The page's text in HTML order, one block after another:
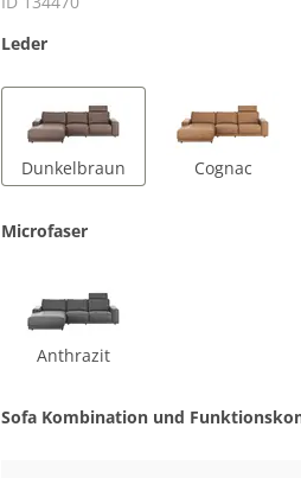
Leder
Dunkelbraun Cognac
Microfaser
Anthrazit
Sofa Kombination und